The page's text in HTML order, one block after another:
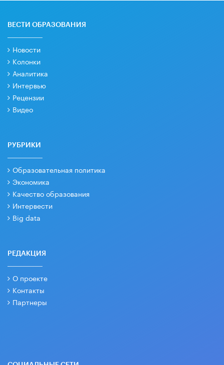
ВЕСТИ ОБРАЗОВАНИЯ
Новости
Колонки
Аналитика
Интервью
Рецензии
Видео
РУБРИКИ
Образовательная политика
Экономика
Качество образования
Интервести
Big data
РЕДАКЦИЯ
О проекте
Контакты
Партнеры